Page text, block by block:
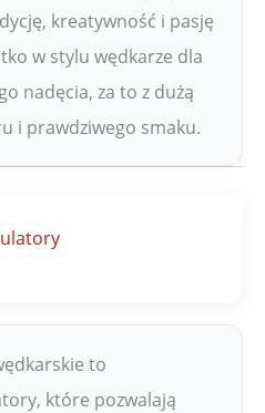
kreatywność i pasję
w stylu wędkarze dla
nadęcia, za to z dużą
i prawdziwego smaku.
to
które pozwalają